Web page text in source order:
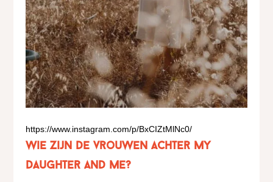
https://www.instagram.com/p/BxCIZtMlNc0/
Wie zijn de vrouwen achter My
Daughter and Me?